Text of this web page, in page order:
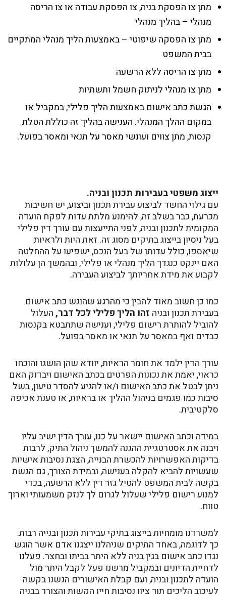
מתן צו הפסקת בניה, צו הפסקת עבודה או צו הריסה
מנהלי – בהליך מנהלי
מתן צו הפסקה שיפוטי – באמצעות הליך מנהלי המתקיים
בבית המשפט
מתן צו הריסה ללא הרשעה
מתן צו מנהלי לניתוק חשמל ותשתיות
הגשת כתב אישום באמצעות הליך פלילי, במקביל או
במקום ההלך המנהלי. הענישה בהליך זה כוללת הטלת
קנסות, מתן צווים ועונשי מאסר על תנאי ומאסר בפועל.
ייצוג משפטי בעבירות תכנון ובניה.
עם גילוי החשד לביצוע עבירת תכנון וביצוע, יש חשיבות
מכרעת, כבר בשלב זה, להימנע מלתת עדות לפקח הועדה
המקומית לתכנון ובניה, לפני התייעצות עם עורך דין פלילי
בעל ניסיון בייצוג בתיקים מסוג זה. זאת היות ולראיות
שיאספו, כולל עדותו של בעל הנכס, ישפיעו על ההחלטה
האם יינקט כנגדך הליך מנהלי או פלילי, ובהמשך הן עלולות
לקבוע את מידת אחריותך לביצוע העבירה.
כמו כן חשוב מאוד להבין כי מהרגע שהוגש כתב אישום
בעבירת תכנון ובניה זהו הליך פלילי לכל דבר,העלול
להוביל להותרת רישום פלילי, וענישה שתתבטא בקנסות
כבדים ואף במאסר על תנאי או מאסר בפועל.
עורך הדין ילמד את חומר הראיות, יוודא שהן הושגו והוכחו
כראוי, יאמת את נכונות הפרטים בכתב האישום ויבדוק האם
ניתן לבטל את כתב האישום ו/או להגיע להסדר טיעון, בשל
סיבות כמו פגמים בניהול ההליך או בראיות, או טענת אכיפה
סלקטיבית.
במידה וכתב האישום יישאר על כנו, עורך הדין ישיב עליו
ויבנה את אסטרטגיית ההגנה להמשך ניהול התיק, לרבות
בדיקות האפשרויות להכשרת הבנייה, הצגת נסיבות אישיות
שעשויות להביא להקלה בענישה, ובמידת הצורך, גם הגשת
בקשה לבית המשפט להטיל גזר דין ללא הרשעה, בכדי
למנוע רישום פלילי שעלול לגרום לך לנזק משמעותי וארוך
טווח.
למשרדנו מומחיות בייצוג בתיקי עבירות תכנון ובנייה רבות.
כך לדוגמה, באחד התיקים שניהלנו ייצגנו אדם אשר הוגש
נגדו כתב אישום בגין בניה ללא היתר בביתו ובחצר. פעלנו
לדחיית הדיונים ובמקביל מרשנו פעל לקבל היתר מול
הועדה לתכנון ובניה, ועם קבלת האישורים הגשנו בקשה
לעיכוב הליכים תוך ציון נסיבות חייו הקשות והצורך בבניה